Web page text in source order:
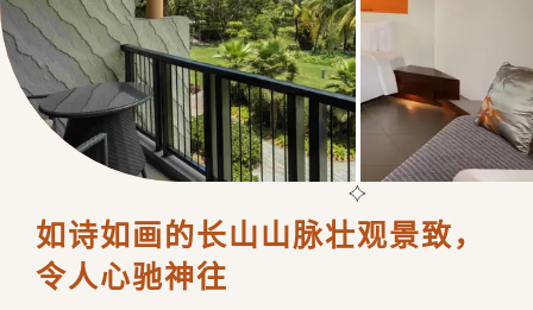
如诗如画的长山山脉壮观景致，
令人心驰神往